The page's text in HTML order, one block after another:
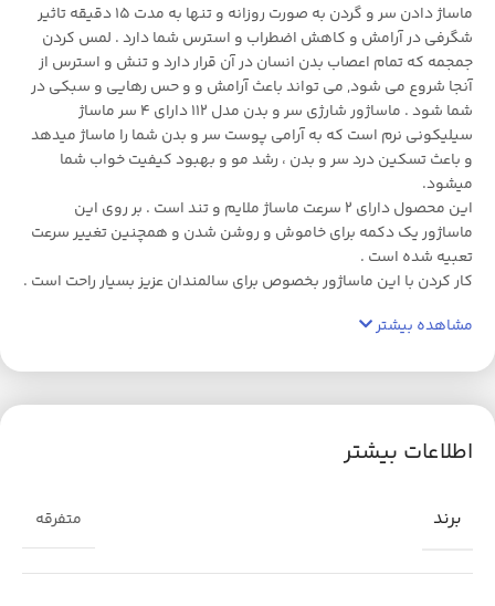
ماساژ دادن سر و گردن به صورت روزانه و تنها به مدت 15 دقیقه تاثیر
شگرفی در آرامش و کاهش اضطراب و استرس شما دارد . لمس کردن
جمجمه که تمام اعصاب بدن انسان در آن قرار دارد و تنش و استرس از
آنجا شروع می شود, می تواند باعث آرامش و و حس رهایی و سبکی در
شما شود . ماساژور شارژی سر و بدن مدل 112 دارای 4 سر ماساژ
سیلیکونی نرم است که به آرامی پوست سر و بدن شما را ماساژ میدهد
و باعث تسکین درد سر و بدن ، رشد مو و بهبود کیفیت خواب شما
میشود.
این محصول دارای 2 سرعت ماساژ ملایم و تند است . بر روی این
ماساژور یک دکمه برای خاموش و روشن شدن و همچنین تغییر سرعت
تعبیه شده است .
کار کردن با این ماساژور بخصوص برای سالمندان عزیز بسیار راحت است .
مشاهده بیشتر
اطلاعات بیشتر
برند متفرقه